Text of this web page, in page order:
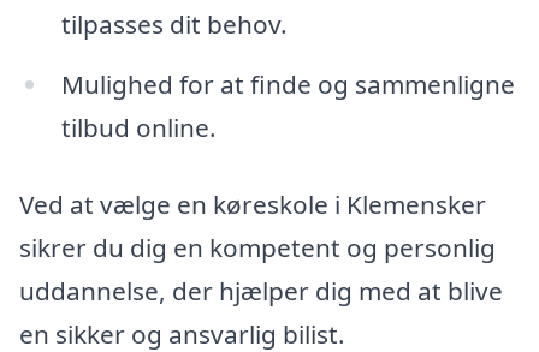
tilpasses dit behov.
Mulighed for at finde og sammenligne
tilbud online.
Ved at vælge en køreskole i Klemensker
sikrer du dig en kompetent og personlig
uddannelse, der hjælper dig med at blive
en sikker og ansvarlig bilist.